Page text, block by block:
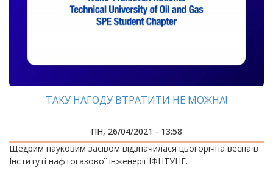
ТАКУ НАГОДУ ВТРАТИТИ НЕ МОЖНА!
ПН, 26/04/2021 - 13:58
Щедрим науковим засівом відзначилася цьогорічна весна в
Інституті нафтогазової інженерії ІФНТУНГ.